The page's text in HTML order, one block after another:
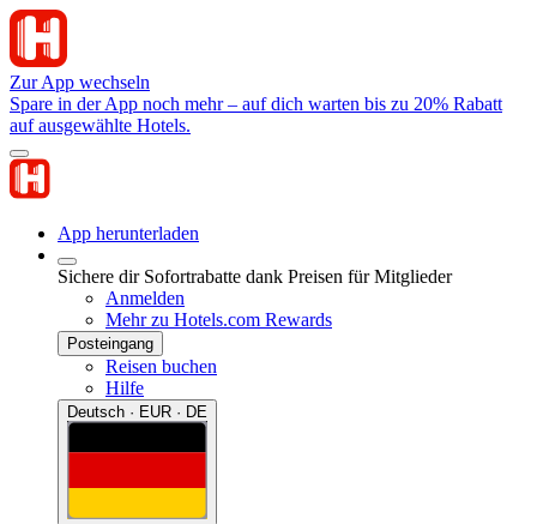
Zur App wechseln
Spare in der App noch mehr – auf dich warten bis zu 20% Rabatt
auf ausgewählte Hotels.
App herunterladen
Sichere dir Sofortrabatte dank Preisen für Mitglieder
Anmelden
Mehr zu Hotels.com Rewards
Posteingang
Reisen buchen
Hilfe
Deutsch · EUR · DE